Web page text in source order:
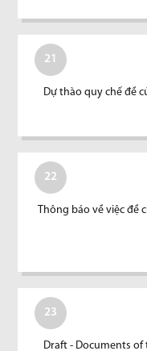
21
Dự thào quy chế đề
22
Thông báo về việc đề
23
Draft - Documents of